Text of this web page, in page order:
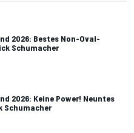
2026: Bestes Non-Oval-
Schumacher
2026: Keine Power! Neuntes
Schumacher